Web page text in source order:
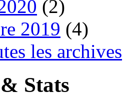
(2)
2019 (4)
les archives
Stats